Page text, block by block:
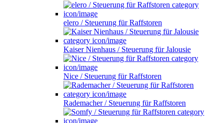
elero / Steuerung für Raffstoren
Kaiser Nienhaus / Steuerung für Jalousie
Nice / Steuerung für Raffstoren
Rademacher / Steuerung für Raffstoren